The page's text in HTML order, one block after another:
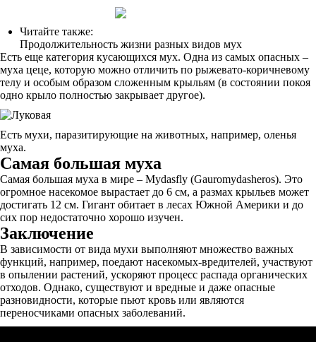
Читайте также:
Продолжительность жизни разных видов мух
Есть еще категория кусающихся мух. Одна из самых опасных –
муха цеце, которую можно отличить по рыжевато-коричневому
телу и особым образом сложенным крыльям (в состоянии покоя
одно крыло полностью закрывает другое).
Есть мухи, паразитирующие на животных, например, оленья
муха.
Самая большая муха
Самая большая муха в мире – Mydasfly (Gauromydasheros). Это
огромное насекомое вырастает до 6 см, а размах крыльев может
достигать 12 см. Гигант обитает в лесах Южной Америки и до
сих пор недостаточно хорошо изучен.
Заключение
В зависимости от вида мухи выполняют множество важных
функций, например, поедают насекомых-вредителей, участвуют
в опылении растений, ускоряют процесс распада органических
отходов. Однако, существуют и вредные и даже опасные
разновидности, которые пьют кровь или являются
переносчиками опасных заболеваний.